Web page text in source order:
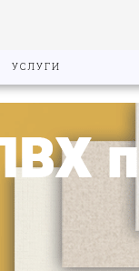
УСЛУГИ